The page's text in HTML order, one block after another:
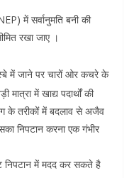
में सर्वानुमति बनी की
रखा जाए ।
में जाने पर चारों ओर कचरे के
में खाद्य पदार्थों की
के तरीकों में बदलाव से अजैव
निपटान करना एक गंभीर
निपटान में मदद कर सकते है